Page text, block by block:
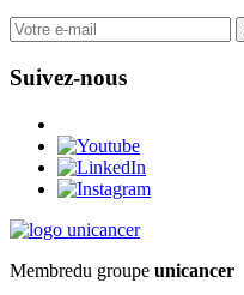
Suivez-nous
Membredu groupe unicancer